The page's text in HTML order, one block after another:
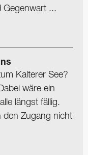
Gegenwart ...
Kalterer See?
wäre ein
längst fällig.
den Zugang nicht